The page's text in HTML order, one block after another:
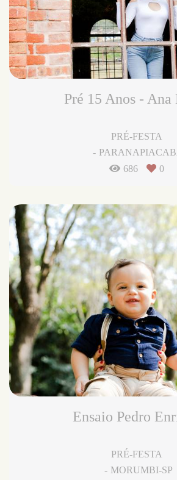
Pré 15 Anos - Ana
PRÉ-FESTA
686
0
Ensaio Pedro
PRÉ-FESTA
MORUMBI-SP